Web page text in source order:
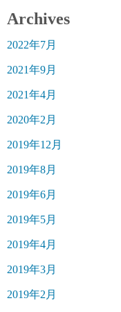
Archives
2022年7月
2021年9月
2021年4月
2020年2月
2019年12月
2019年8月
2019年6月
2019年5月
2019年4月
2019年3月
2019年2月